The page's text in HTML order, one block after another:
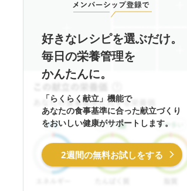
好きなレシピを選ぶだけ。
毎日の栄養管理を
かんたんに。
「らくらく献立」機能で
あなたの食事基準に合った献立づくり
をおいしい健康がサポートします。
2週間の無料お試しをする